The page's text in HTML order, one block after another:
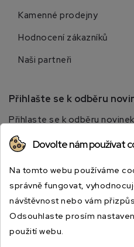
Kamenné prodejny
Hodnocení zákazníků
Naši partneři
Přihlašte se k odběru
Přihlaste se k odběru
speciálních slevách.
Dovolte nám používat
Na tomto webu používáme
správně fungovat,
návštěvnost nebo vám
Odsouhlaste prosím
použití webu.